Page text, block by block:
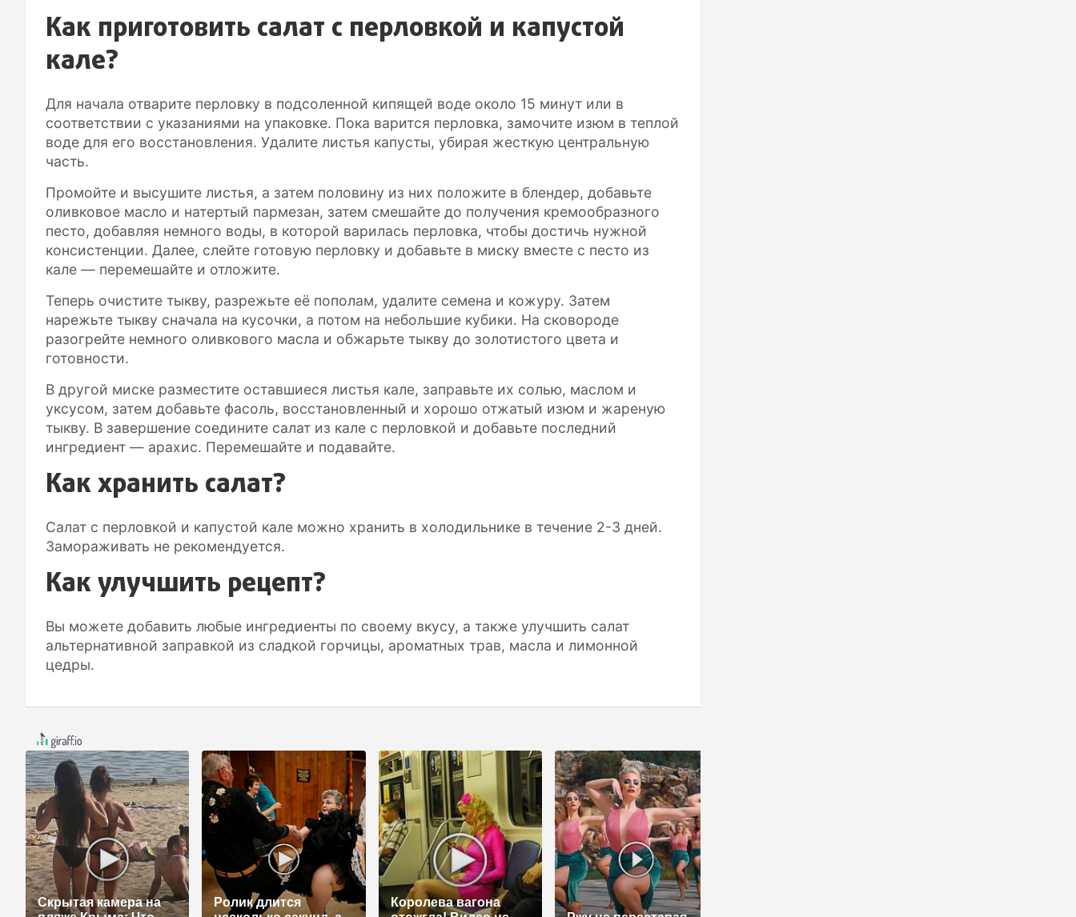
Как приготовить салат с перловкой и капустой
кале?
Для начала отварите перловку в подсоленной кипящей воде около 15 минут или в
соответствии с указаниями на упаковке. Пока варится перловка, замочите изюм в теплой
воде для его восстановления. Удалите листья капусты, убирая жесткую центральную
часть.
Промойте и высушите листья, а затем половину из них положите в блендер, добавьте
оливковое масло и натертый пармезан, затем смешайте до получения кремообразного
песто, добавляя немного воды, в которой варилась перловка, чтобы достичь нужной
консистенции. Далее, слейте готовую перловку и добавьте в миску вместе с песто из
кале — перемешайте и отложите.
Теперь очистите тыкву, разрежьте её пополам, удалите семена и кожуру. Затем
нарежьте тыкву сначала на кусочки, а потом на небольшие кубики. На сковороде
разогрейте немного оливкового масла и обжарьте тыкву до золотистого цвета и
готовности.
В другой миске разместите оставшиеся листья кале, заправьте их солью, маслом и
уксусом, затем добавьте фасоль, восстановленный и хорошо отжатый изюм и жареную
тыкву. В завершение соедините салат из кале с перловкой и добавьте последний
ингредиент — арахис. Перемешайте и подавайте.
Как хранить салат?
Салат с перловкой и капустой кале можно хранить в холодильнике в течение 2-3 дней.
Замораживать не рекомендуется.
Как улучшить рецепт?
Вы можете добавить любые ингредиенты по своему вкусу, а также улучшить салат
альтернативной заправкой из сладкой горчицы, ароматных трав, масла и лимонной
цедры.
Скрытая камера на
Ролик длится
Королева вагона